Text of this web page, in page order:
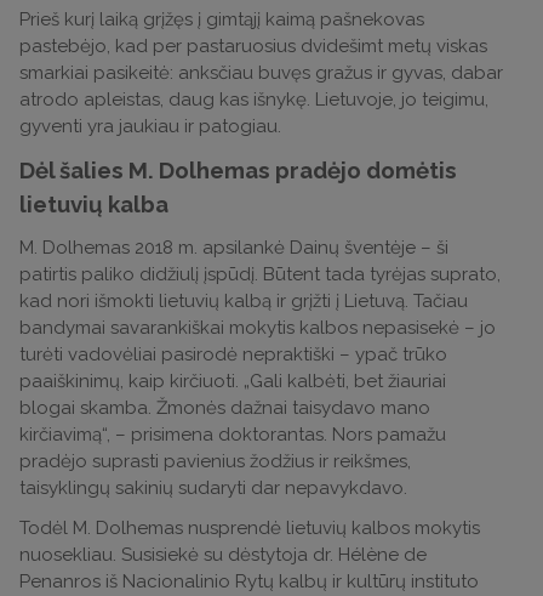
Prieš kurį laiką grįžęs į gimtąjį kaimą pašnekovas
pastebėjo, kad per pastaruosius dvidešimt metų viskas
smarkiai pasikeitė: anksčiau buvęs gražus ir gyvas, dabar
atrodo apleistas, daug kas išnykę. Lietuvoje, jo teigimu,
gyventi yra jaukiau ir patogiau.
Dėl šalies M. Dolhemas pradėjo domėtis
lietuvių kalba
M. Dolhemas 2018 m. apsilankė Dainų šventėje – ši
patirtis paliko didžiulį įspūdį. Būtent tada tyrėjas suprato,
kad nori išmokti lietuvių kalbą ir grįžti į Lietuvą. Tačiau
bandymai savarankiškai mokytis kalbos nepasisekė – jo
turėti vadovėliai pasirodė nepraktiški – ypač trūko
paaiškinimų, kaip kirčiuoti. „Gali kalbėti, bet žiauriai
blogai skamba. Žmonės dažnai taisydavo mano
kirčiavimą“, – prisimena doktorantas. Nors pamažu
pradėjo suprasti pavienius žodžius ir reikšmes,
taisyklingų sakinių sudaryti dar nepavykdavo.
Todėl M. Dolhemas nusprendė lietuvių kalbos mokytis
nuosekliau. Susisiekė su dėstytoja dr. Hélène de
Penanros iš Nacionalinio Rytų kalbų ir kultūrų instituto